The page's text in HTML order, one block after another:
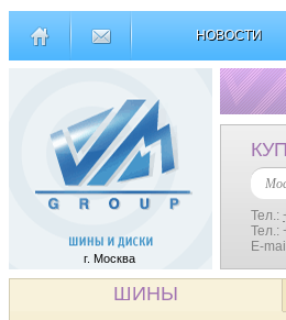
НОВОСТИ
г. Москва
Тел.:
Тел.:
E-
ШИНЫ